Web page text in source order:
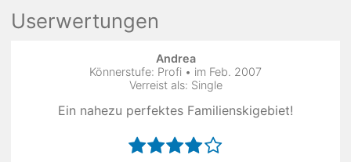
Userwertungen
Andrea
Könnerstufe: Profi • im Feb. 2007
Verreist als: Single
Ein nahezu perfektes Familienskigebiet!